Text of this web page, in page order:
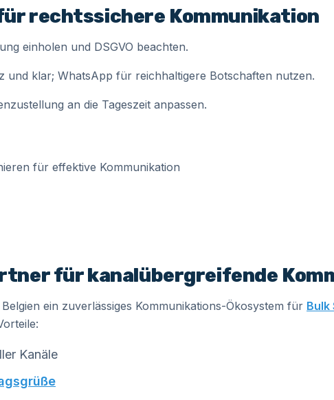
rechtssichere Kommunikation
einholen und DSGVO beachten.
und klar; WhatsApp für reichhaltigere Botschaften nutzen.
an die Tageszeit anpassen.
für kanalübergreifende
ein zuverlässiges Kommunikations-Ökosystem für Bulk
Kanäle